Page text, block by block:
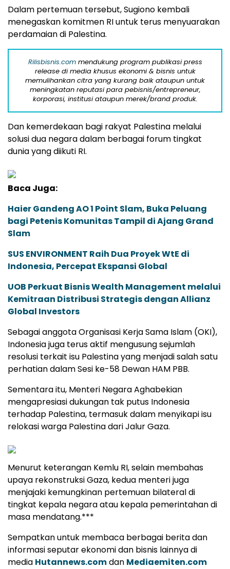
Dalam pertemuan tersebut, Sugiono kembali
menegaskan komitmen RI untuk terus menyuarakan
perdamaian di Palestina.
Rilisbisnis.commendukung program publikasi press
release di media khusus ekonomi & bisnis untuk
memulihankan citra yang kurang baik ataupun untuk
meningkatan reputasi para pebisnis/entrepreneur,
korporasi, institusi ataupun merek/brand produk.
Dan kemerdekaan bagi rakyat Palestina melalui
solusi dua negara dalam berbagai forum tingkat
dunia yang diikuti RI.
Baca Juga:
Haier Gandeng AO 1 Point Slam, Buka Peluang
bagi Petenis Komunitas Tampil di Ajang Grand
Slam
SUS ENVIRONMENT Raih Dua Proyek WtE di
Indonesia, Percepat Ekspansi Global
UOB Perkuat Bisnis Wealth Management melalui
Kemitraan Distribusi Strategis dengan Allianz
Global Investors
Sebagai anggota Organisasi Kerja Sama Islam (OKI),
Indonesia juga terus aktif mengusung sejumlah
resolusi terkait isu Palestina yang menjadi salah satu
perhatian dalam Sesi ke-58 Dewan HAM PBB.
Sementara itu, Menteri Negara Aghabekian
mengapresiasi dukungan tak putus Indonesia
terhadap Palestina, termasuk dalam menyikapi isu
relokasi warga Palestina dari Jalur Gaza.
Menurut keterangan Kemlu RI, selain membahas
upaya rekonstruksi Gaza, kedua menteri juga
menjajaki kemungkinan pertemuan bilateral di
tingkat kepala negara atau kepala pemerintahan di
masa mendatang.***
Sempatkan untuk membaca berbagai berita dan
informasi seputar ekonomi dan bisnis lainnya di
media Hutannews.comdan Mediaemiten.com